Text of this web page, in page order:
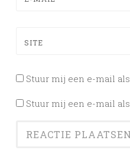
SITE
Stuur mij een e-mail
Stuur mij een e-mail